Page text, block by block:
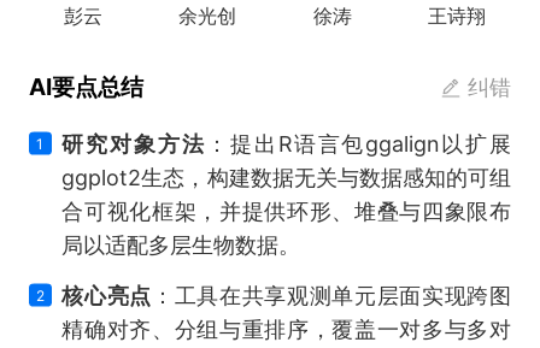
彭云 余光创 徐涛 王诗翔
AI要点总结 纠错
1 研究对象方法 ：提出R语言包ggalign以扩展
ggplot2生态，构建数据无关与数据感知的可组
合可视化框架，并提供环形、堆叠与四象限布
局以适配多层生物数据。
2 核心亮点 ：工具在共享观测单元层面实现跨图
精确对齐、分组与重排序，覆盖一对多与多对